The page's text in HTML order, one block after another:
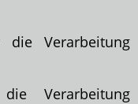
Verarbeitung
Verarbeitung